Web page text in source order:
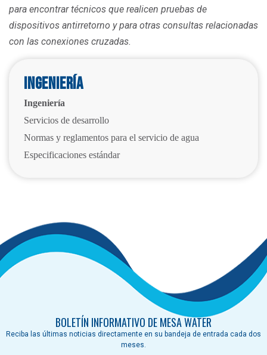
para encontrar técnicos que realicen pruebas de
dispositivos antirretorno y para otras consultas relacionadas
con las conexiones cruzadas.
Ingeniería
Ingeniería
Servicios de desarrollo
Normas y reglamentos para el servicio de agua
Especificaciones estándar
BOLETÍN INFORMATIVO DE MESA WATER
Reciba las últimas noticias directamente en su bandeja de entrada cada dos
meses.